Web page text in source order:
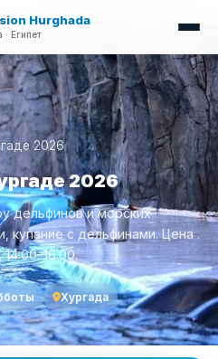
Hurghada
· Египет
2026
2026
дельфинов и морских
купание с дельфинами. Цена .
Хургада